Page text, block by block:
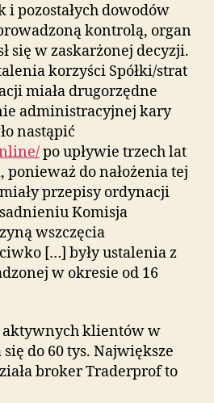
i pozostałych dowodów
kontrolą, organ
się w zaskarżonej decyzji.
korzyści Spółki/strat
miała drugorzędne
administracyjnej kary
nastąpić
po upływie trzech lat
ponieważ do nałożenia tej
przepisy ordynacji
Komisja
wszczęcia
[…] były ustalenia z
w okresie od 16
aktywnych klientów w
do 60 tys. Największe
broker Traderprof to